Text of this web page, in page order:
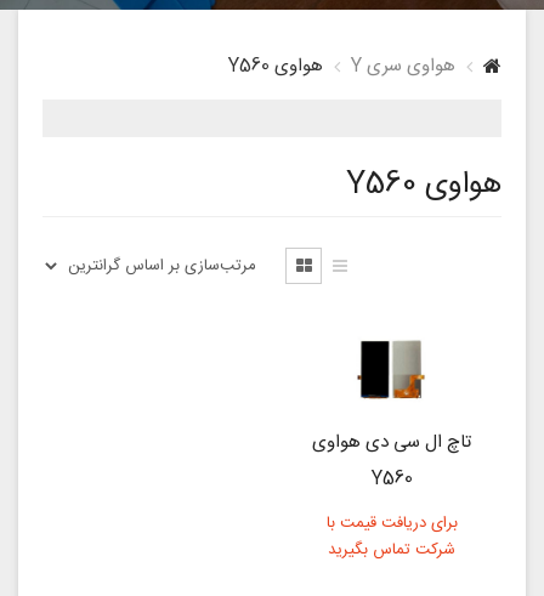
هواوی سری Y هواوی Y560
هواوی Y560
تاچ ال سی دی هواوی
Y560
برای دریافت قیمت با
شرکت تماس بگیرید